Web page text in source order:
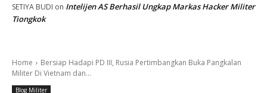
SETIYA BUDI on Intelijen AS Berhasil Ungkap Markas Hacker Militer
Tiongkok